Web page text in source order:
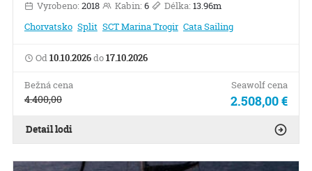
Vyrobeno: 2018 Kabin: 6 Délka: 13.96m
Chorvatsko Split SCT Marina Trogir Cata Sailing
Od10.10.2026do17.10.2026
Bežná cena
4.400,00
Seawolf cena
2.508,00 €
Detail lodi